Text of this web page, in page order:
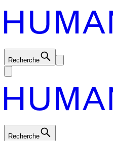
Recherche
Recherche